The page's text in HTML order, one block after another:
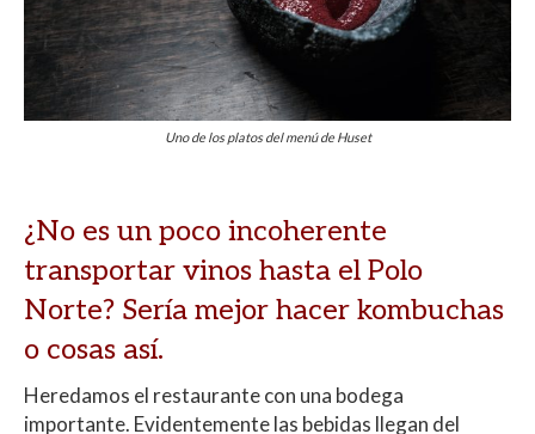
Uno de los platos del menú de Huset
¿No es un poco incoherente
transportar vinos hasta el Polo
Norte? Sería mejor hacer kombuchas
o cosas así.
Heredamos el restaurante con una bodega
importante. Evidentemente las bebidas llegan del